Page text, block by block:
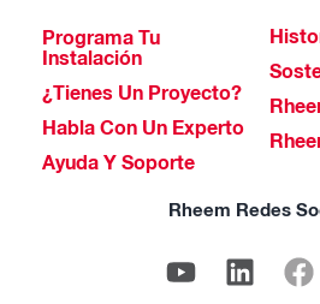
Programa Tu
Instalación
¿Tienes Un Proyecto?
Habla Con Un Experto
Ayuda Y Soporte
Rheem Redes